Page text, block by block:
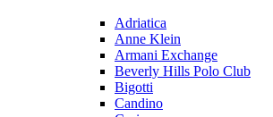
Adriatica
Anne Klein
Armani Exchange
Beverly Hills Polo Club
Bigotti
Candino